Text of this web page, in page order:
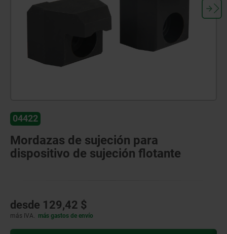
04422
Mordazas de sujeción para
dispositivo de sujeción flotante
desde 129,42 $
más IVA. más gastos de envío